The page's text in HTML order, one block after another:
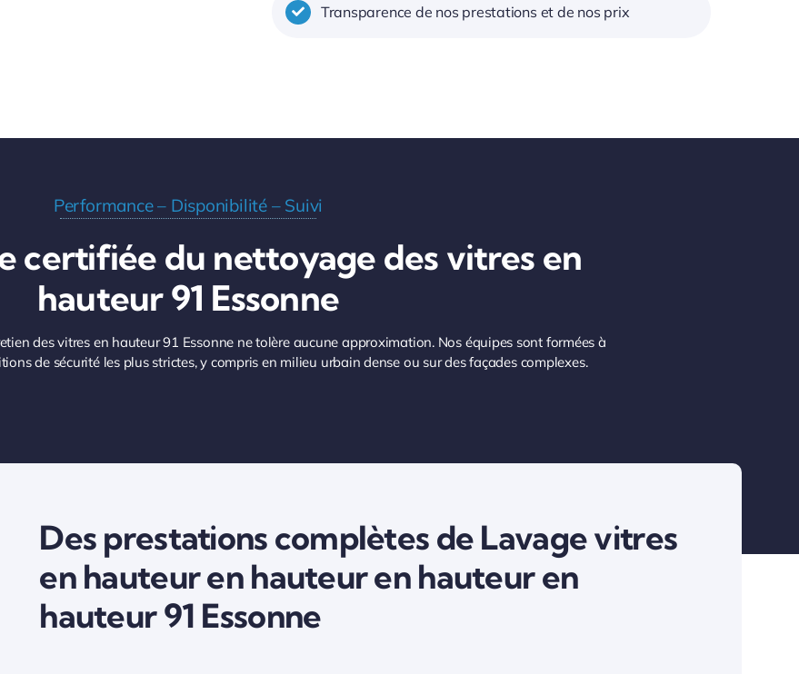
Transparence de nos prestations et de nos prix
Performance – Disponibilité – Suivi
certifiée du nettoyage des vitres en
hauteur 91 Essonne
des vitres en hauteur 91 Essonne ne tolère aucune approximation. Nos équipes sont formées à
de sécurité les plus strictes, y compris en milieu urbain dense ou sur des façades complexes.
Des prestations complètes de Lavage vitres
en hauteur en hauteur en hauteur en
hauteur 91 Essonne